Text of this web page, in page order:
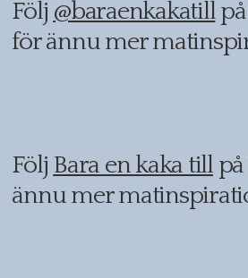
Följ @baraenkakatillpå
för ännu mer
Följ Bara en kaka tillpå
ännu mer